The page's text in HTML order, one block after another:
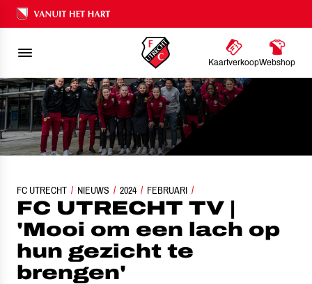
Ons nalatenschap
KaartverkoopWebshop
FC UTRECHT NIEUWS 2024 FEBRUARI
FC UTRECHT TV | 'MOOI OM EEN LACH OP HUN GEZICHT TE
FC UTRECHT TV |
'Mooi om een lach op
hun gezicht te
brengen'